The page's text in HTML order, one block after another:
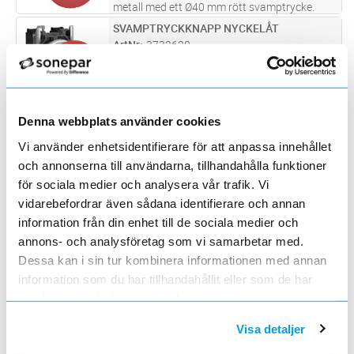
Denna webbplats använder cookies
Vi använder enhetsidentifierare för att anpassa innehållet
och annonserna till användarna, tillhandahålla funktioner
för sociala medier och analysera vår trafik. Vi
vidarebefordrar även sådana identifierare och annan
information från din enhet till de sociala medier och
annons- och analysföretag som vi samarbetar med.
Dessa kan i sin tur kombinera informationen med annan
information som du har tillhandahållit eller som de har
samlat in när du har använt deras tjänster.
Visa detaljer
metall med ett Ø40 mm rött svamptrycke.
Nödstoppet aktiveras med ett tryck och
återställs genom att vrida svamptrycket
medurs. Manöverhuvudet har en mekanisk
ST Lägg i kundvagn
SVAMPTRYCKKNAPP NYCKELÅT
ArtNr 3732620
SCHNEIDER ELECTRIC
Svamptryckknapp metall nyckelåterställning
ST Lägg i kundvagn
NÖDSTOPP VRIDÅTERSTÄLLN
Varumärke SCHNEIDER ELECTRIC
Detta Harmony XB6 röda, modulära,
kompletta nödstopp med diameter 30 mm
svamptrycke i plast, är en del av sortimentet
för diameter 16 mm håltagning. Det har en
mer
ST Lägg i kundvagn
NÖDST 45MM DRAG 2NC 0,2M M12
ArtNr 3760471
Varumärke
EATON
RMQ Titan, nödstopp 45mm dragåterställning
ST